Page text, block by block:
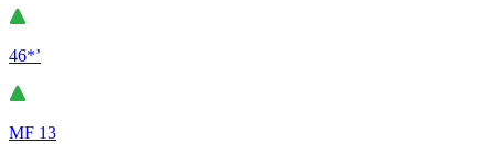
46*’
MF 13